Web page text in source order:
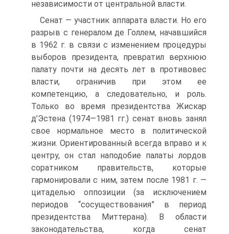
независимости от центральной власти.
Сенат — участник аппарата власти. Но его
разрыв с генералом де Голлем, начавшийся
в 1962 г. в связи с изменением процедуры
выборов президента, превратил верхнюю
палату почти на десять лет в противовес
власти, ограничив при этом ее
компетенцию, а следовательно, и роль.
Только во время президентства Жискар
д’Эстена (1974—1981 гг.) сенат вновь занял
свое нормальное место в политической
жизни. Ориентированный всегда вправо и к
центру, он стал наподобие палаты лордов
соратником правительств, которые
гармонировали с ним, затем после 1981 г. —
цитаделью оппозиции (за исключением
периодов “сосуществования” в период
президентства Миттерана). В области
законодательства, когда сенат